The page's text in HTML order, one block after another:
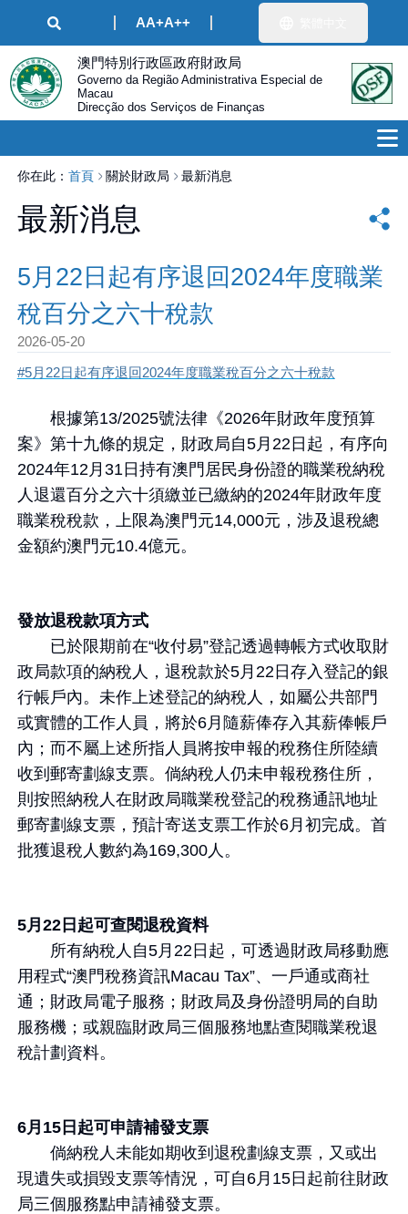
AA+A++
澳門特別行政區政府財政局
Governo da Região Administrativa Especial de
Macau
Direcção dos Serviços de Finanças
你在此： 首頁 關於財政局 最新消息
最新消息
5月22日起有序退回2024年度職業
稅百分之六十稅款
2026-05-20
#5月22日起有序退回2024年度職業稅百分之六十稅款
根據第13/2025號法律《2026年財政年度預算
案》第十九條的規定，財政局自5月22日起，有序向
2024年12月31日持有澳門居民身份證的職業稅納稅
人退還百分之六十須繳並已繳納的2024年財政年度
職業稅稅款，上限為澳門元14,000元，涉及退稅總
金額約澳門元10.4億元。
發放退稅款項方式
已於限期前在“收付易”登記透過轉帳方式收取財
政局款項的納稅人，退稅款於5月22日存入登記的銀
行帳戶內。未作上述登記的納稅人，如屬公共部門
或實體的工作人員，將於6月隨薪俸存入其薪俸帳戶
內；而不屬上述所指人員將按申報的稅務住所陸續
收到郵寄劃線支票。倘納稅人仍未申報稅務住所，
則按照納稅人在財政局職業稅登記的稅務通訊地址
郵寄劃線支票，預計寄送支票工作於6月初完成。首
批獲退稅人數約為169,300人。
5月22日起可查閱退稅資料
所有納稅人自5月22日起，可透過財政局移動應
用程式“澳門稅務資訊Macau Tax”、一戶通或商社
通；財政局電子服務；財政局及身份證明局的自助
服務機；或親臨財政局三個服務地點查閱職業稅退
稅計劃資料。
6月15日起可申請補發支票
倘納稅人未能如期收到退稅劃線支票，又或出
現遺失或損毀支票等情況，可自6月15日起前往財政
局三個服務點申請補發支票。